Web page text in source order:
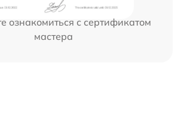
ознакомиться с сертификатом
мастера